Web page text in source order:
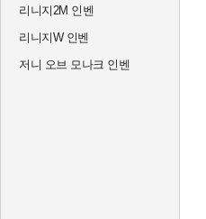
리니지2M 인벤
리니지W 인벤
저니 오브 모나크 인벤